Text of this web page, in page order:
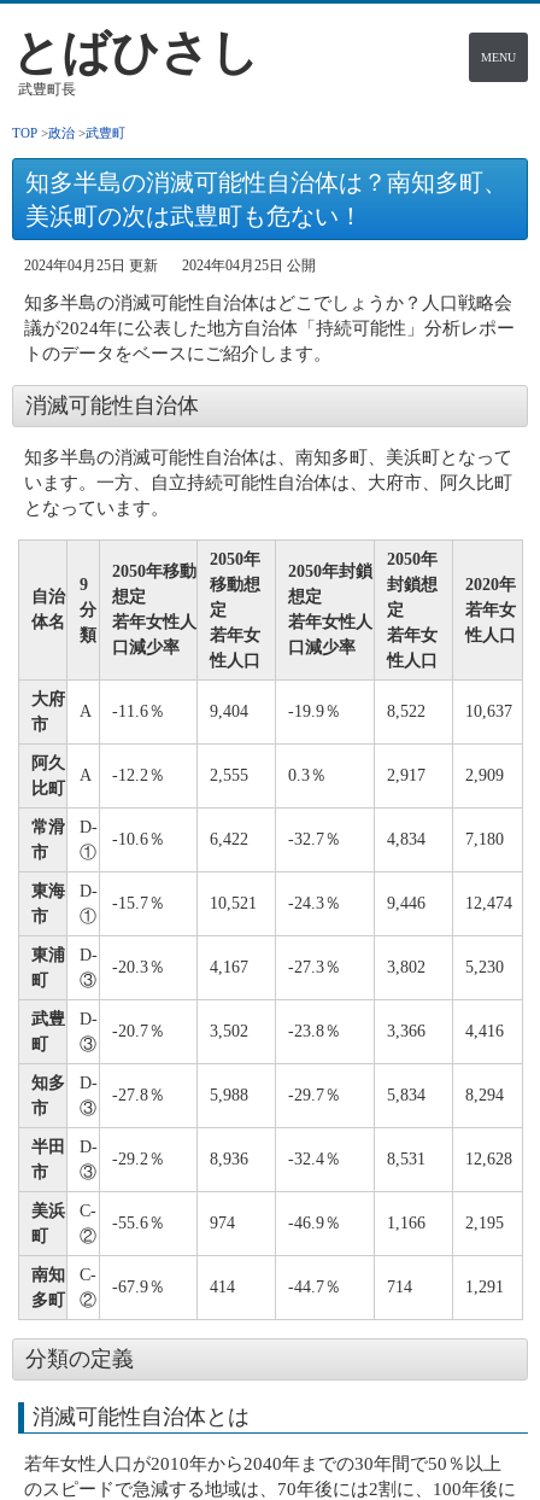
とばひさし
武豊町長
MENU
TOP 政治 武豊町
知多半島の消滅可能性自治体は？南知多町、
美浜町の次は武豊町も危ない！
2024年04月25日 更新 2024年04月25日 公開
知多半島の消滅可能性自治体はどこでしょうか？人口戦略会
議が2024年に公表した地方自治体「持続可能性」分析レポー
トのデータをベースにご紹介します。
消滅可能性自治体
知多半島の消滅可能性自治体は、南知多町、美浜町となって
います。一方、自立持続可能性自治体は、大府市、阿久比町
となっています。
自治
体名
9
分
類
2050年移動
想定
若年女性人
口減少率
2050年
移動想
定
若年女
性人口
2050年封鎖
想定
若年女性人
口減少率
2050年
封鎖想
定
若年女
性人口
2020年
若年女
性人口
大府
市
A -11.6％ 9,404 -19.9％ 8,522 10,637
阿久
比町
A -12.2％ 2,555 0.3％ 2,917 2,909
常滑
市
D-
①
-10.6％ 6,422 -32.7％ 4,834 7,180
東海
市
D-
①
-15.7％ 10,521 -24.3％ 9,446 12,474
東浦
町
D-
③
-20.3％ 4,167 -27.3％ 3,802 5,230
武豊
町
D-
③
-20.7％ 3,502 -23.8％ 3,366 4,416
知多
市
D-
③
-27.8％ 5,988 -29.7％ 5,834 8,294
半田
市
D-
③
-29.2％ 8,936 -32.4％ 8,531 12,628
美浜
町
C-
②
-55.6％ 974 -46.9％ 1,166 2,195
南知
多町
C-
②
-67.9％ 414 -44.7％ 714 1,291
分類の定義
消滅可能性自治体とは
若年女性人口が2010年から2040年までの30年間で50％以上
のスピードで急減する地域は、70年後には2割に、100年後に